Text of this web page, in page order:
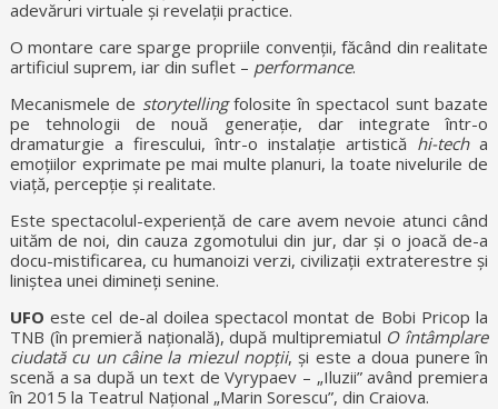
adevăruri virtuale și revelații practice.
O montare care sparge propriile convenții, făcând din realitate
artificiul suprem, iar din suflet – performance.
Mecanismele de storytellingfolosite în spectacol sunt bazate
pe tehnologii de nouă generație, dar integrate într-o
dramaturgie a firescului, într-o instalație artistică hi-techa
emoțiilor exprimate pe mai multe planuri, la toate nivelurile de
viață, percepție și realitate.
Este spectacolul-experiență de care avem nevoie atunci când
uităm de noi, din cauza zgomotului din jur, dar și o joacă de-a
docu-mistificarea, cu humanoizi verzi, civilizații extraterestre și
liniștea unei dimineți senine.
UFO este cel de-al doilea spectacol montat de Bobi Pricop la
TNB (în premieră națională), după multipremiatul O întâmplare
ciudată cu un câine la miezul nopții, și este a doua punere în
scenă a sa după un text de Vyrypaev – „Iluzii” având premiera
în 2015 la Teatrul Național „Marin Sorescu”, din Craiova.